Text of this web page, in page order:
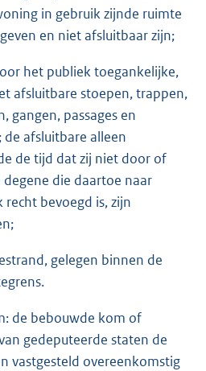
in gebruik zijnde ruimte
en niet afsluitbaar zijn;
het publiek toegankelijke,
afsluitbare stoepen, trappen,
gangen, passages en
de afsluitbare alleen
de tijd dat zij niet door of
degene die daartoe naar
recht bevoegd is, zijn
gelegen binnen de
de bebouwde kom of
gedeputeerde staten de
vastgesteld overeenkomstig